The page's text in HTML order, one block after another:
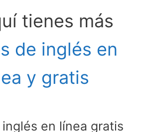
tienes más
de inglés en
y gratis
en línea gratis